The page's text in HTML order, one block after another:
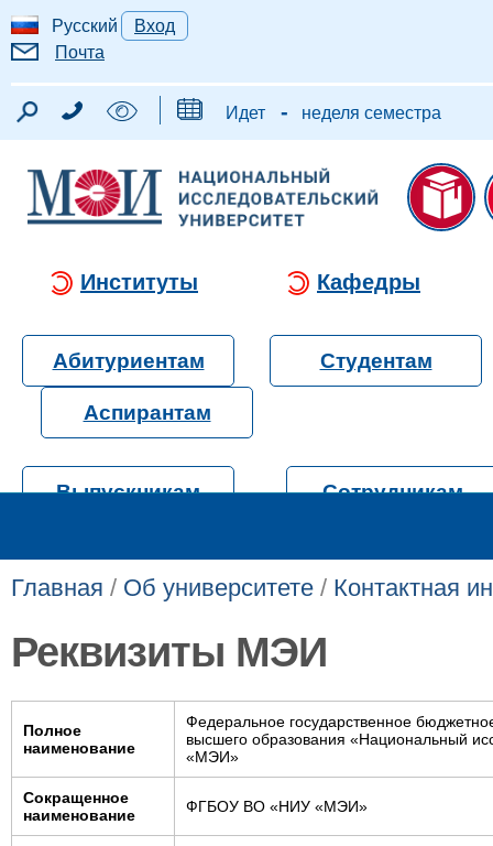
Русский
Вход
Почта
Идет - неделя семестра
Институты Кафедры
Абитуриентам Студентам
Аспирантам
Выпускникам Сотрудникам
Главная / Об университете / Контактная
Реквизиты МЭИ
Полное
наименование
Федеральное государственное
высшего образования «Национальный
«МЭИ»
Сокращенное
наименование
ФГБОУ ВО «НИУ «МЭИ»